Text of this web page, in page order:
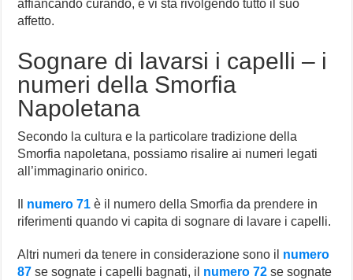
affiancando curando, e vi sta rivolgendo tutto il suo
affetto.
Sognare di lavarsi i capelli – i
numeri della Smorfia
Napoletana
Secondo la cultura e la particolare tradizione della
Smorfia napoletana, possiamo risalire ai numeri legati
all’immaginario onirico.
numero 71 è il numero della Smorfia da prendere in
riferimenti quando vi capita di sognare di lavare i capelli.
Altri numeri da tenere in considerazione sono il numero
87 se sognate i capelli bagnati, il numero 72se sognate